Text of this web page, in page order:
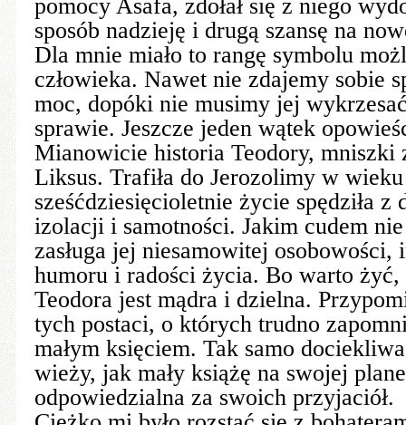
pomocy Asafa, zdołał się z niego
sposób nadzieję i drugą szansę na
Dla mnie miało to rangę symbolu
człowieka. Nawet nie zdajemy sobie
moc, dopóki nie musimy jej
sprawie. Jeszcze jeden wątek
Mianowicie historia Teodory, mniszki
Liksus. Trafiła do Jerozolimy w
sześćdziesięcioletnie życie spędziła z
izolacji i samotności. Jakim cudem nie
zasługa jej niesamowitej
humoru i radości życia. Bo warto
Teodora jest mądra i dzielna.
tych postaci, o których trudno
małym księciem. Tak samo
wieży, jak mały książę na swojej
odpowiedzialna za swoich przyjaciół.